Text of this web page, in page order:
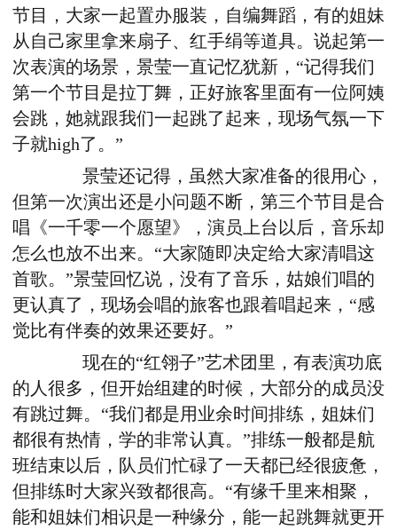
节目，大家一起置办服装，自编舞蹈，有的姐妹
从自己家里拿来扇子、红手绢等道具。说起第一
次表演的场景，景莹一直记忆犹新，“记得我们
第一个节目是拉丁舞，正好旅客里面有一位阿姨
会跳，她就跟我们一起跳了起来，现场气氛一下
子就high了。”
景莹还记得，虽然大家准备的很用心，
但第一次演出还是小问题不断，第三个节目是合
唱《一千零一个愿望》，演员上台以后，音乐却
怎么也放不出来。“大家随即决定给大家清唱这
首歌。”景莹回忆说，没有了音乐，姑娘们唱的
更认真了，现场会唱的旅客也跟着唱起来，“感
觉比有伴奏的效果还要好。”
现在的“红翎子”艺术团里，有表演功底
的人很多，但开始组建的时候，大部分的成员没
有跳过舞。“我们都是用业余时间排练，姐妹们
都很有热情，学的非常认真。”排练一般都是航
班结束以后，队员们忙碌了一天都已经很疲惫，
但排练时大家兴致都很高。“有缘千里来相聚，
能和姐妹们相识是一种缘分，能一起跳舞就更开